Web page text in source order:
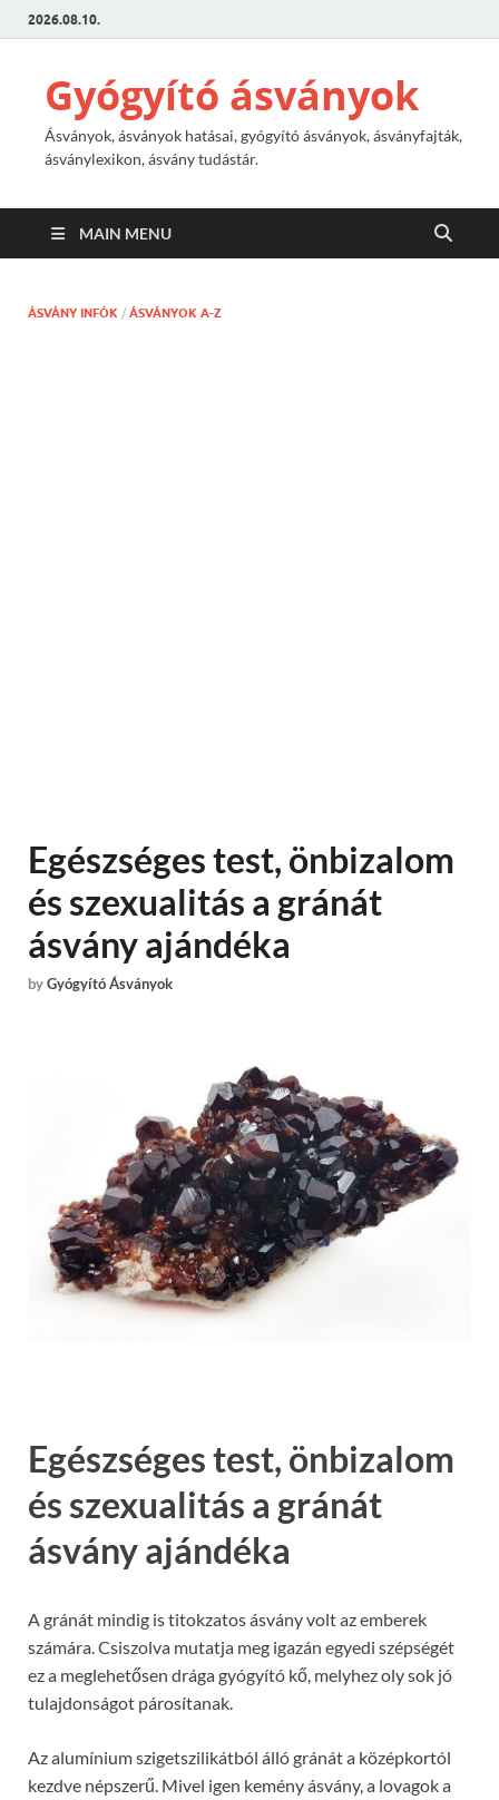
2026.08.10.
Gyógyító ásványok
Ásványok, ásványok hatásai, gyógyító ásványok, ásványfajták,
ásványlexikon, ásvány tudástár.
MAIN MENU
ÁSVÁNY INFÓK / ÁSVÁNYOK A-Z
Egészséges test, önbizalom
és szexualitás a gránát
ásvány ajándéka
byGyógyító Ásványok
Egészséges test, önbizalom
és szexualitás a gránát
ásvány ajándéka
A gránát mindig is titokzatos ásvány volt az emberek
számára. Csiszolva mutatja meg igazán egyedi szépségét
ez a meglehetősen drága gyógyító kő, melyhez oly sok jó
tulajdonságot párosítanak.
Az alumínium szigetszilikátból álló gránát a középkortól
kezdve népszerű. Mivel igen kemény ásvány, a lovagok a